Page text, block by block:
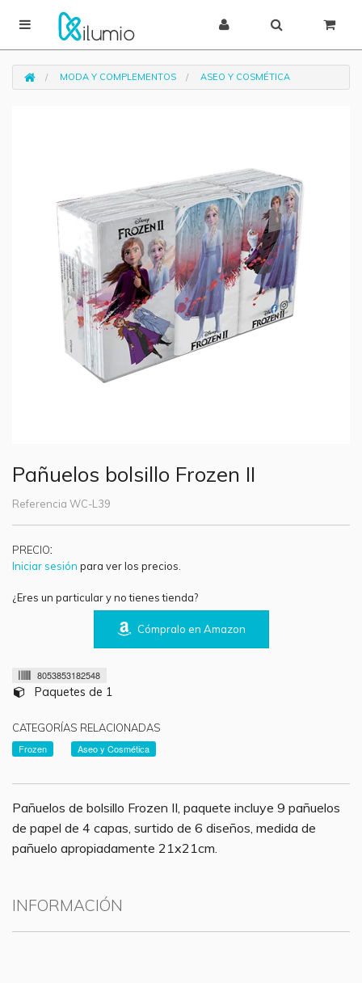
MODA Y COMPLEMENTOS ASEO Y COSMÉTICA
Pañuelos bolsillo Frozen II
Referencia WC-L39
PRECIO:
Iniciar sesión para ver los precios.
¿Eres un particular y no tienes tienda?
Cómpralo en Amazon
8053853182548
Paquetes de 1
CATEGORÍAS RELACIONADAS
Frozen
Aseo y Cosmética
Pañuelos de bolsillo Frozen II, paquete incluye 9 pañuelos
de papel de 4 capas, surtido de 6 diseños, medida de
pañuelo apropiadamente 21x21cm.
INFORMACIÓN